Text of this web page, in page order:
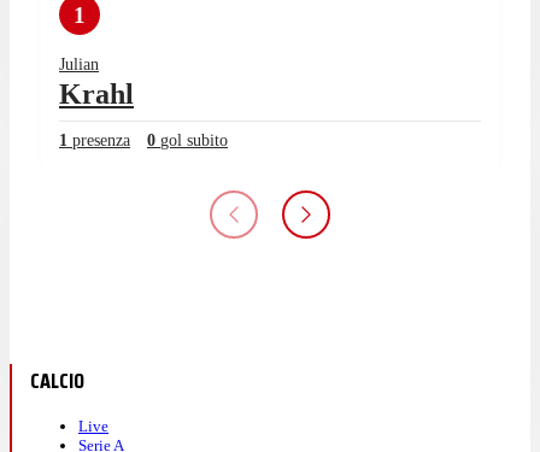
1
Julian
Krahl
1 presenza 0 gol subito
CALCIO
Live
Serie A